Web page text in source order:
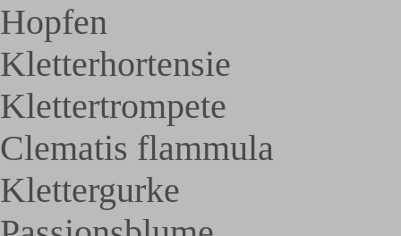
Hopfen
Kletterhortensie
Klettertrompete
Clematis flammula
Klettergurke